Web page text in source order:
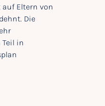
Eltern von
Die
in